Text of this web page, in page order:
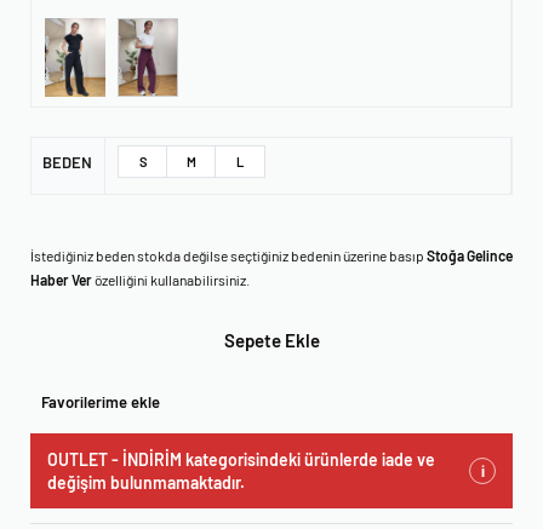
BEDEN S M L
İstediğiniz beden stokda değilse seçtiğiniz bedenin üzerine basıp Stoğa Gelince
Haber Verözelliğini kullanabilirsiniz.
Sepete Ekle
Favorilerime ekle
OUTLET - İNDİRİM kategorisindeki ürünlerde iade ve
değişim bulunmamaktadır.
i